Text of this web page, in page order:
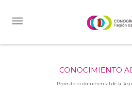
CONOCIMIENTO
Repositorio documental de la